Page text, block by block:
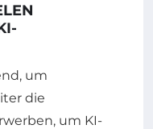
um
die
um KI-